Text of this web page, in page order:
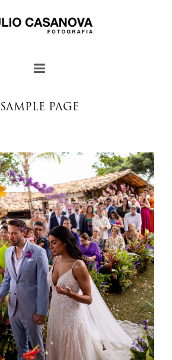
SAMPLE PAGE